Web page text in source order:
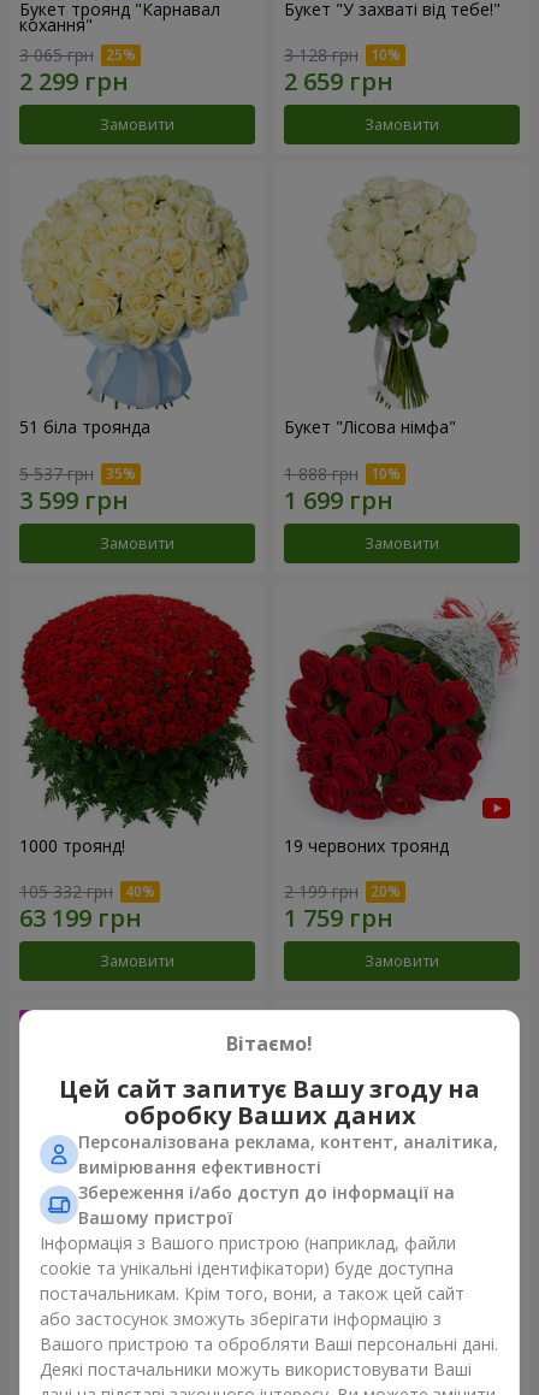
Букет троянд "Карнавал
кохання"
3 065 грн
Замовити
Букет "У захваті від тебе!"
3 128 грн
Замовити
51 біла троянда
5 537 грн
Замовити
Букет "Лісова німфа"
1 888 грн
Замовити
1000 троянд!
105 332 грн
Замовити
19 червоних троянд
2 199 грн
Замовити
75 білих троянд
7 713 грн
Замовити
Букет "Ти - мій Всесвіт"
11 713 грн
Замовити
Вітаємо!
Цей сайт запитує Вашу згоду на
обробку Ваших даних
Персоналізована реклама, контент, аналітика,
вимірювання ефективності
Збереження і/або доступ до інформації на
Вашому пристрої
Інформація з Вашого пристрою (наприклад, файли
cookie та унікальні ідентифікатори) буде доступна
постачальникам. Крім того, вони, а також цей сайт
або застосунок зможуть зберігати інформацію з
Вашого пристрою та обробляти Ваші персональні дані.
Деякі постачальники можуть використовувати Ваші